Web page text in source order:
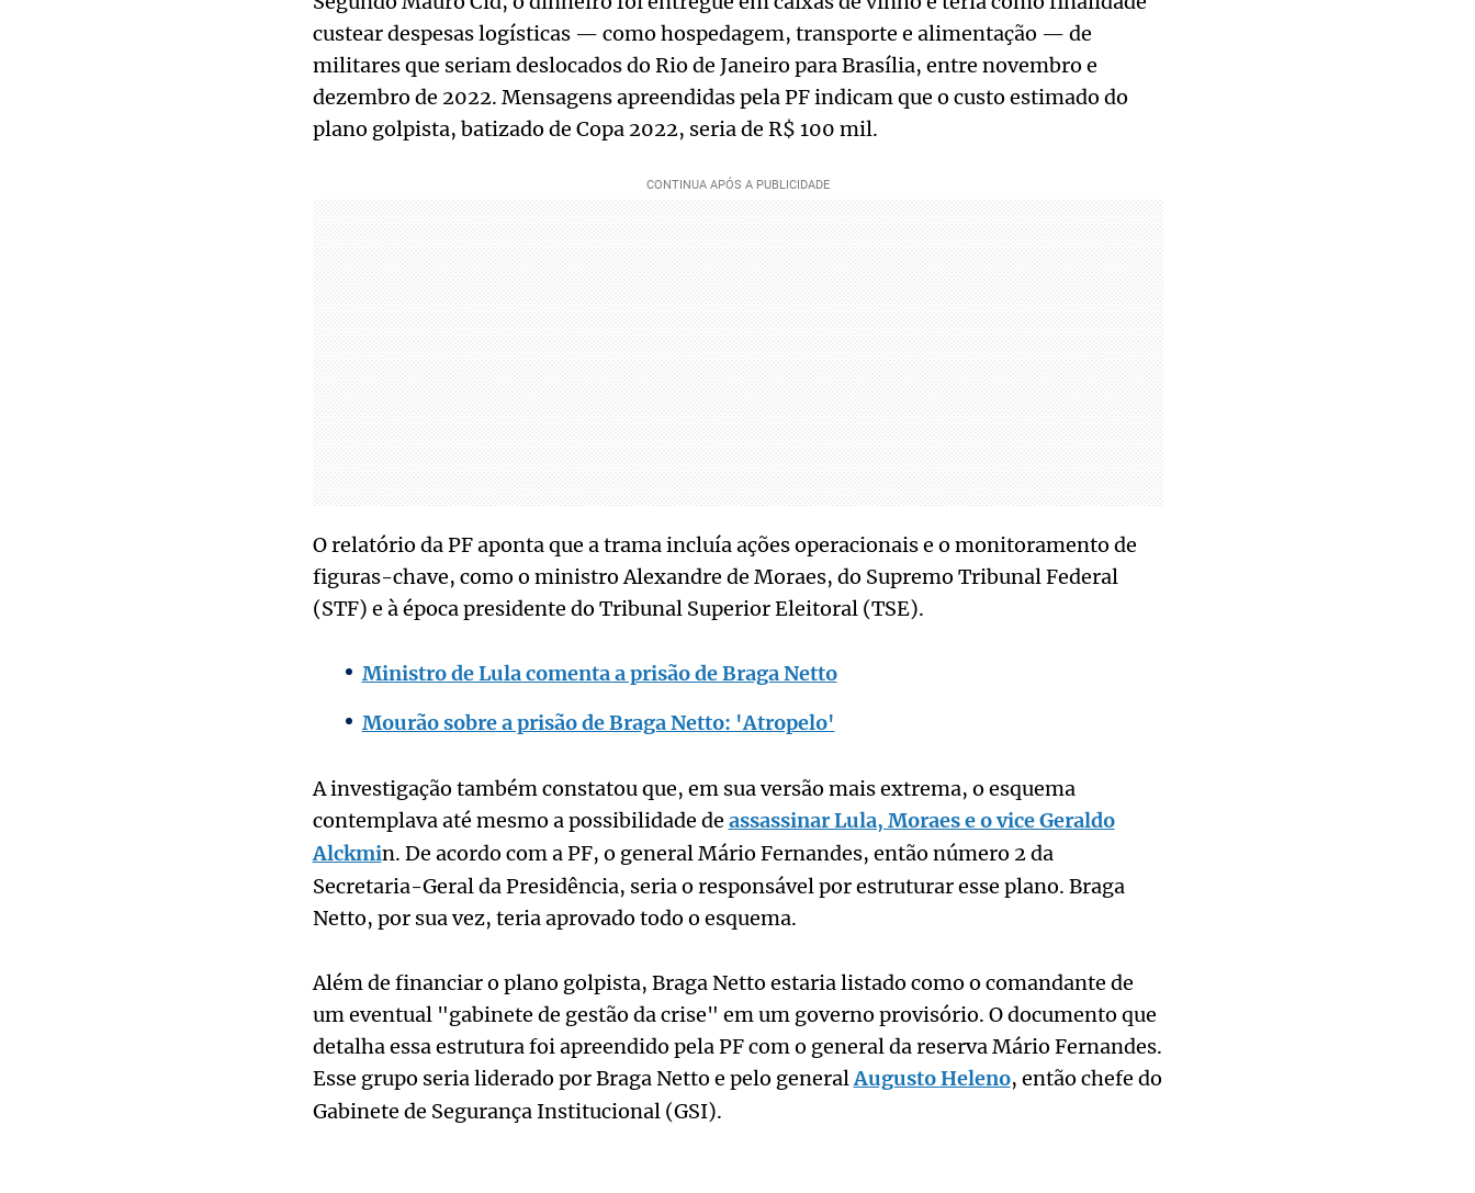
custear despesas logísticas — como hospedagem, transporte e alimentação — de
militares que seriam deslocados do Rio de Janeiro para Brasília, entre novembro e
dezembro de 2022. Mensagens apreendidas pela PF indicam que o custo estimado do
plano golpista, batizado de Copa 2022, seria de R$ 100 mil.
O relatório da PF aponta que a trama incluía ações operacionais e o monitoramento de
figuras-chave, como o ministro Alexandre de Moraes, do Supremo Tribunal Federal
(STF) e à época presidente do Tribunal Superior Eleitoral (TSE).
Ministro de Lula comenta a prisão de Braga Netto
Mourão sobre a prisão de Braga Netto: 'Atropelo'
A investigação também constatou que, em sua versão mais extrema, o esquema
contemplava até mesmo a possibilidade de assassinar Lula, Moraes e o vice Geraldo
Alckmin. De acordo com a PF, o general Mário Fernandes, então número 2 da
Secretaria-Geral da Presidência, seria o responsável por estruturar esse plano. Braga
Netto, por sua vez, teria aprovado todo o esquema.
Além de financiar o plano golpista, Braga Netto estaria listado como o comandante de
um eventual "gabinete de gestão da crise" em um governo provisório. O documento que
detalha essa estrutura foi apreendido pela PF com o general da reserva Mário Fernandes.
Esse grupo seria liderado por Braga Netto e pelo generalAugusto Heleno, então chefe do
Gabinete de Segurança Institucional (GSI).